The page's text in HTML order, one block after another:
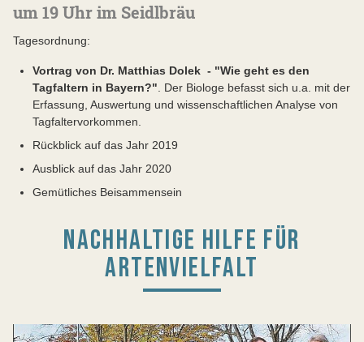
um 19 Uhr im Seidlbräu
Tagesordnung:
Vortrag von Dr. Matthias Dolek - "Wie geht es den
Tagfaltern in Bayern?" . Der Biologe befasst sich u.a. mit der
Erfassung, Auswertung und wissenschaftlichen Analyse von
Tagfaltervorkommen.
Rückblick auf das Jahr 2019
Ausblick auf das Jahr 2020
Gemütliches Beisammensein
NACHHALTIGE HILFE FÜR
ARTENVIELFALT